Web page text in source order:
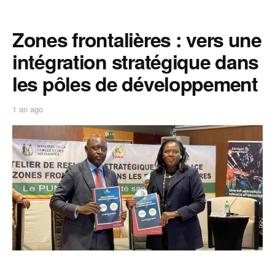
Zones frontalières : vers une
intégration stratégique dans
les pôles de développement
1 an ago